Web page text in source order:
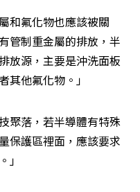
和氟化物也應該被關
管制重金屬的排放，半
放源，主要是沖洗面板
其他氟化物。」
聚落，若半導體有特殊
保護區裡面，應該要求
」